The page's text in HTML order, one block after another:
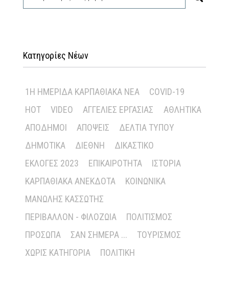
Κατηγορίες Νέων
1Η ΗΜΕΡΊΔΑ ΚΑΡΠΑΘΙΑΚΆ ΝΈΑ
COVID-19
HOT
VIDEO ΑΓΓΕΛΊΕΣ ΕΡΓΑΣΊΑΣ
ΑΘΛΗΤΙΚΆ
ΑΠΌΔΗΜΟΙ
ΑΠΌΨΕΙΣ
ΔΕΛΤΊΑ ΤΎΠΟΥ
ΔΗΜΟΤΙΚΆ
ΔΙΕΘΝΉ
ΔΙΚΑΣΤΙΚΌ
ΕΚΛΟΓΈΣ 2023
ΕΠΙΚΑΙΡΌΤΗΤΑ
ΙΣΤΟΡΊΑ
ΚΑΡΠΑΘΙΑΚΆ ΑΝΈΚΔΟΤΑ
ΚΟΙΝΩΝΙΚΆ
ΜΑΝΏΛΗΣ ΚΑΣΣΏΤΗΣ
ΠΕΡΙΒΆΛΛΟΝ - ΦΙΛΟΖΩΊΑ
ΠΟΛΙΤΙΣΜΌΣ
ΠΡΌΣΩΠΑ
ΣΑΝ ΣΉΜΕΡΑ ...
ΤΟΥΡΙΣΜΌΣ
ΧΩΡΊΣ ΚΑΤΗΓΟΡΊΑ
ΠΟΛΙΤΙΚΉ